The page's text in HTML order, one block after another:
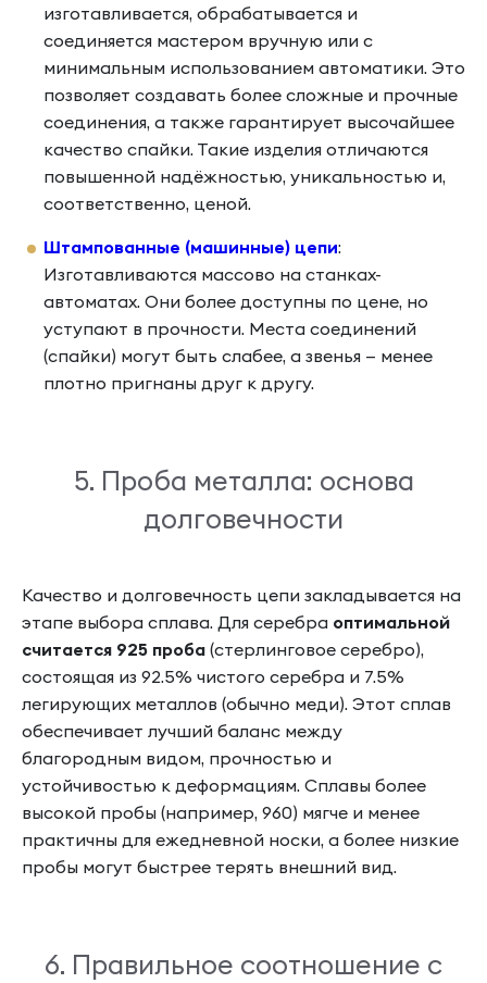
изготавливается, обрабатывается и
соединяется мастером вручную или с
минимальным использованием автоматики. Это
позволяет создавать более сложные и прочные
соединения, а также гарантирует высочайшее
качество спайки. Такие изделия отличаются
повышенной надёжностью, уникальностью и,
соответственно, ценой.
Штампованные (машинные) цепи:
Изготавливаются массово на станках-
автоматах. Они более доступны по цене, но
уступают в прочности. Места соединений
(спайки) могут быть слабее, а звенья — менее
плотно пригнаны друг к другу.
5. Проба металла: основа
долговечности
Качество и долговечность цепи закладывается на
этапе выбора сплава. Для серебра оптимальной
считается 925 проба (стерлинговое серебро),
состоящая из 92.5% чистого серебра и 7.5%
легирующих металлов (обычно меди). Этот сплав
обеспечивает лучший баланс между
благородным видом, прочностью и
устойчивостью к деформациям. Сплавы более
высокой пробы (например, 960) мягче и менее
практичны для ежедневной носки, а более низкие
пробы могут быстрее терять внешний вид.
6. Правильное соотношение с